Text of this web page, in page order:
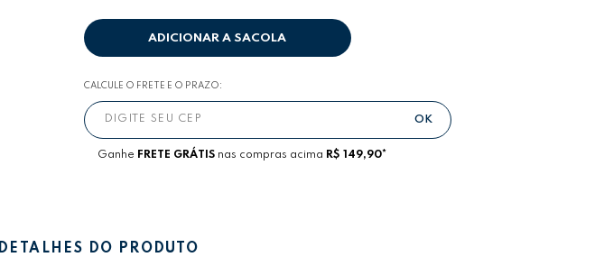
ADICIONAR A SACOLA
CALCULE O FRETE E O PRAZO:
Ganhe FRETE GRÁTISnas compras acima R$ 149,90*
DETALHES DO PRODUTO